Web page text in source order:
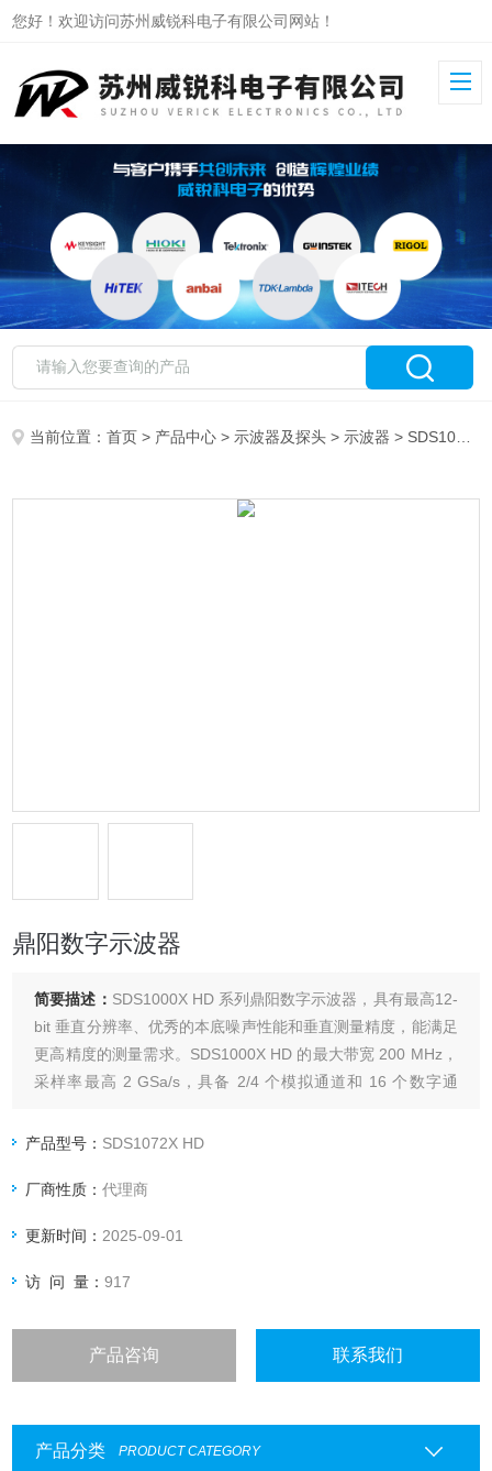
您好！欢迎访问苏州威锐科电子有限公司网站！
当前位置：首页 > 产品中心 > 示波器及探头 > 示波器 > SDS1072X HD鼎阳数字示波器
鼎阳数字示波器
简要描述： SDS1000X HD 系列鼎阳数字示波器，具有最高12-
bit 垂直分辨率、优秀的本底噪声性能和垂直测量精度，能满足
更高精度的测量需求。SDS1000X HD 的最大带宽 200 MHz，
采样率最高 2 GSa/s，具备 2/4 个模拟通道和 16 个数字通
产品型号： SDS1072X HD
厂商性质：代理商
更新时间： 2025-09-01
访 问 量：917
产品咨询 联系我们
产品分类 PRODUCT CATEGORY